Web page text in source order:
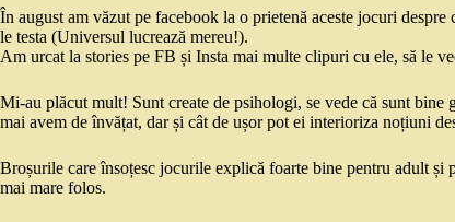
În august am văzut pe facebook la o prietenă aceste jocuri
le testa (Universul lucrează mereu!).
Am urcat la stories pe FB și Insta mai multe clipuri cu ele, să le
Mi-au plăcut mult! Sunt create de psihologi, se vede că sunt
mai avem de învățat, dar și cât de ușor pot ei interioriza noțiuni
Broșurile care însoțesc jocurile explică foarte bine pentru adult
mai mare folos.